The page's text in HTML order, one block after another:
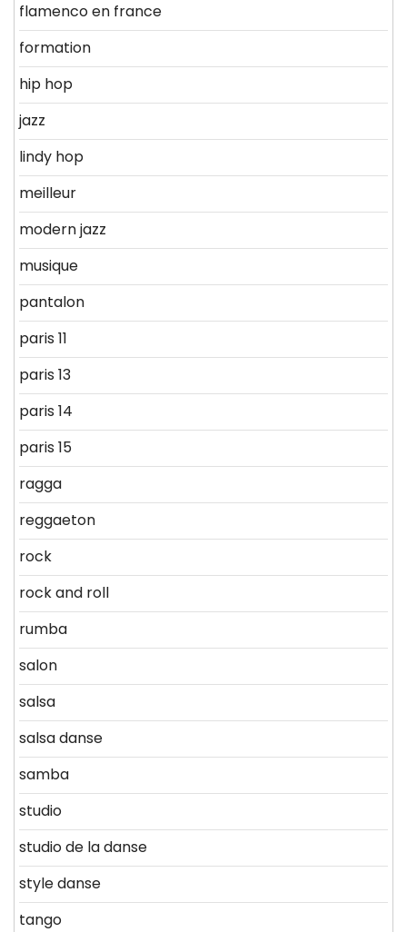
flamenco en france
formation
hip hop
jazz
lindy hop
meilleur
modern jazz
musique
pantalon
paris 11
paris 13
paris 14
paris 15
ragga
reggaeton
rock
rock and roll
rumba
salon
salsa
salsa danse
samba
studio
studio de la danse
style danse
tango